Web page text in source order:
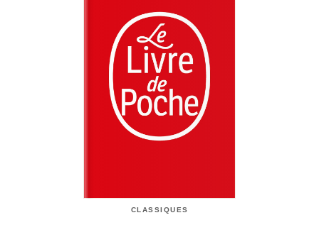
CLASSIQUES